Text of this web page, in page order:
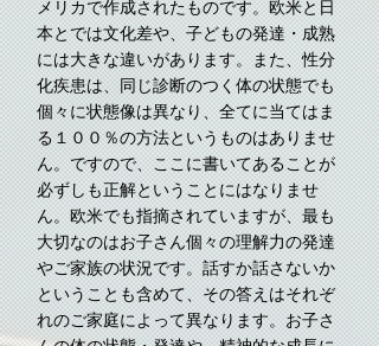
メリカで作成されたものです。欧米と日
本とでは文化差や、子どもの発達・成熟
には大きな違いがあります。また、性分
化疾患は、同じ診断のつく体の状態でも
個々に状態像は異なり、全てに当てはま
る１００％の方法というものはありませ
ん。ですので、ここに書いてあることが
必ずしも正解ということにはなりませ
ん。欧米でも指摘されていますが、最も
大切なのはお子さん個々の理解力の発達
やご家族の状況です。話すか話さないか
ということも含めて、その答えはそれぞ
れのご家庭によって異なります。お子さ